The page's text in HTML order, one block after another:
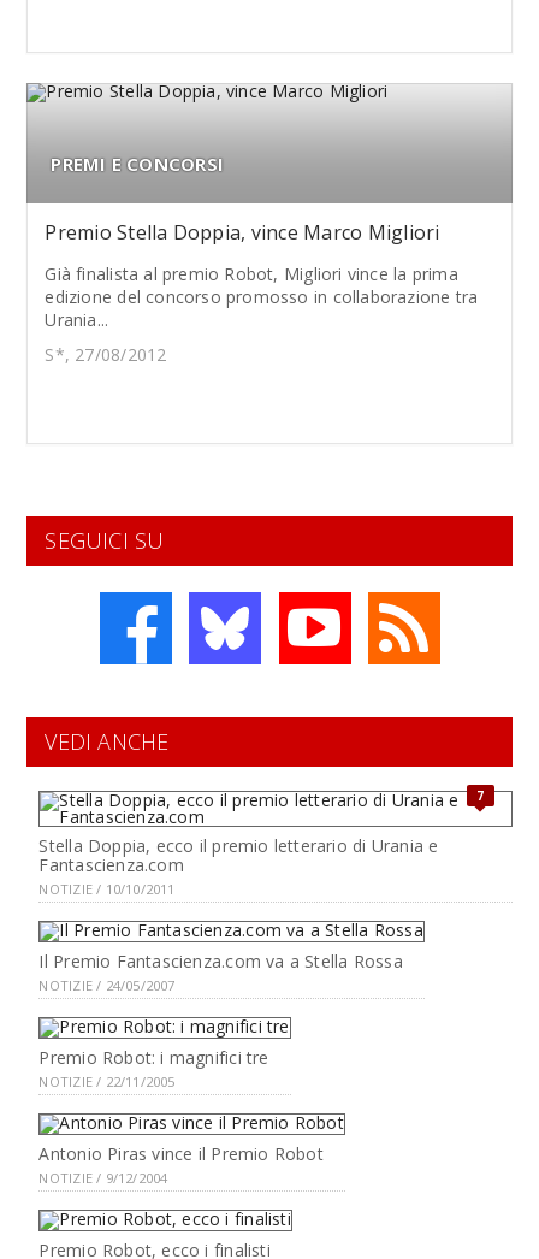
PREMI E CONCORSI
Premio Stella Doppia, vince Marco Migliori
Già finalista al premio Robot, Migliori vince la prima
edizione del concorso promosso in collaborazione tra
Urania...
S*, 27/08/2012
SEGUICI SU
VEDI ANCHE
7
Stella Doppia, ecco il premio letterario di Urania e
Fantascienza.com
NOTIZIE / 10/10/2011
Il Premio Fantascienza.com va a Stella Rossa
NOTIZIE / 24/05/2007
Premio Robot: i magnifici tre
NOTIZIE / 22/11/2005
Antonio Piras vince il Premio Robot
NOTIZIE / 9/12/2004
Premio Robot, ecco i finalisti